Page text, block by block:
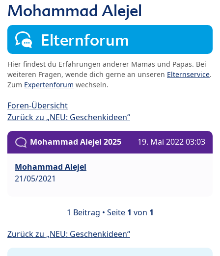
Mohammad Alejel
Elternforum
Hier findest du Erfahrungen anderer Mamas und Papas. Bei
weiteren Fragen, wende dich gerne an unseren Elternservice.
Zum Expertenforum wechseln.
Foren-Übersicht
Zurück zu „NEU: Geschenkideen“
Mohammad Alejel 2025 19. Mai 2022 03:03
Mohammad Alejel
21/05/2021
1 Beitrag • Seite 1 von 1
Zurück zu „NEU: Geschenkideen“